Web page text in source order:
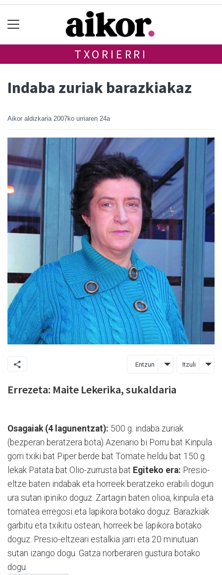
TXORIERRI
Indaba zuriak barazkiakaz
Aikor aldizkaria 2007ko urriaren 24a
Entzun Itzuli
Errezeta: Maite Lekerika, sukaldaria
Osagaiak (4 lagunentzat): 500 g. indaba zuriak
(bezperan beratzera bota) Azenario bi Porru bat Kinpula
gorri txiki bat Piper berde bat Tomate heldu bat 150 g.
lekak Patata bat Olio-zurrusta bat Egiteko era: Presio-
eltze baten indabak eta horreek beratzeko erabili dogun
ura sutan ipiniko doguz. Zartagin baten olioa, kinpula eta
tomatea erregosi eta lapikora botako doguz. Barazkiak
garbitu eta txikitu ostean, horreek be lapikora botako
doguz. Presio-eltzeari estalkia jarri eta 20 minutuan
sutan izango dogu. Gatza norberaren gustura botako
dogu.